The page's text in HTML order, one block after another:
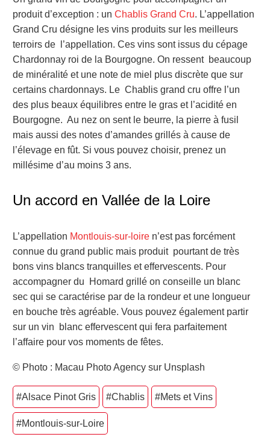
produit d’exception : un Chablis Grand Cru. L’appellation
Grand Cru désigne les vins produits sur les meilleurs
terroirs de l’appellation. Ces vins sont issus du cépage
Chardonnay roi de la Bourgogne. On ressent beaucoup
de minéralité et une note de miel plus discrète que sur
certains chardonnays. Le Chablis grand cru offre l’un
des plus beaux équilibres entre le gras et l’acidité en
Bourgogne. Au nez on sent le beurre, la pierre à fusil
mais aussi des notes d’amandes grillés à cause de
l’élevage en fût. Si vous pouvez choisir, prenez un
millésime d’au moins 3 ans.
Un accord en Vallée de la Loire
L’appellation Montlouis-sur-loire n’est pas forcément
connue du grand public mais produit pourtant de très
bons vins blancs tranquilles et effervescents. Pour
accompagner du Homard grillé on conseille un blanc
sec qui se caractérise par de la rondeur et une longueur
en bouche très agréable. Vous pouvez également partir
sur un vin blanc effervescent qui fera parfaitement
l’affaire pour vos moments de fêtes.
© Photo : Macau Photo Agency sur Unsplash
#Alsace Pinot Gris #Chablis #Mets et Vins
#Montlouis-sur-Loire